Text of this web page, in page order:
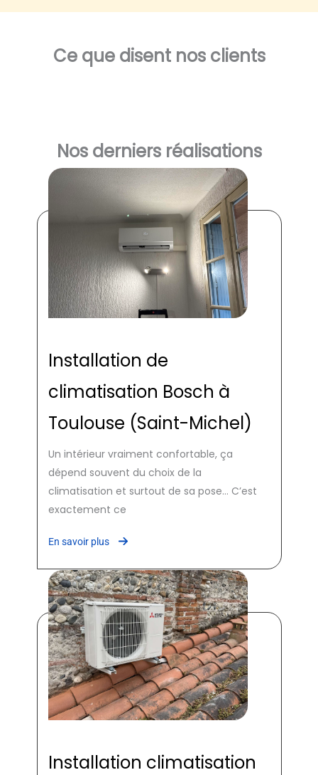
Ce que disent nos clients
Nos derniers réalisations
Installation de
climatisation Bosch à
Toulouse (Saint-Michel)
Un intérieur vraiment confortable, ça
dépend souvent du choix de la
climatisation et surtout de sa pose… C’est
exactement ce
En savoir plus
Installation climatisation